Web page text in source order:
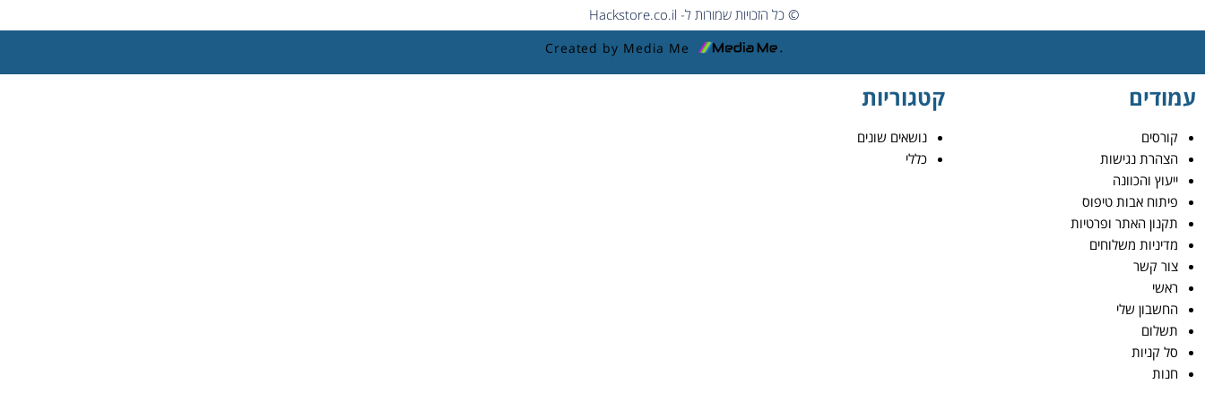
© כל הזכויות שמורות ל- Hackstore.co.il
Created by Media Me
עמודים
קורסים
הצהרת נגישות
ייעוץ והכוונה
פיתוח אבות טיפוס
תקנון האתר ופרטיות
מדיניות משלוחים
צור קשר
ראשי
החשבון שלי
תשלום
סל קניות
חנות
קטגוריות
נושאים שונים
כללי